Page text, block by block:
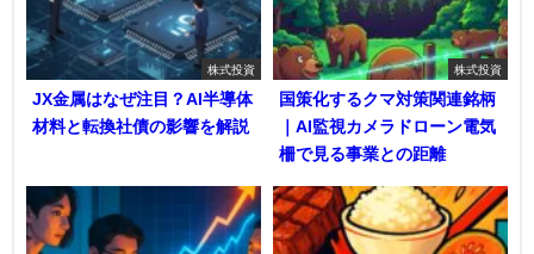
株式投資
JX金属はなぜ注目？AI半導体
材料と転換社債の影響を解説
株式投資
国策化するクマ対策関連銘柄
｜AI監視カメラドローン電気
柵で見る事業との距離